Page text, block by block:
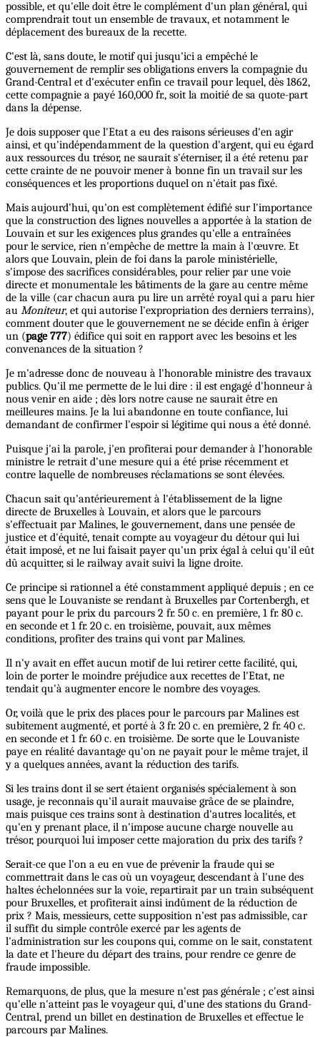
possible, et qu'elle doit être le complément d'un plan général, qui
comprendrait tout un ensemble de travaux, et notamment le
déplacement des bureaux de la recette.
C'est là, sans doute, le motif qui jusqu'ici a empêché le
gouvernement de remplir ses obligations envers la compagnie du
Grand-Central et d'exécuter enfin ce travail pour lequel, dès 1862,
cette compagnie a payé 160,000 fr., soit la moitié de sa quote-part
dans la dépense.
Je dois supposer que l'Etat a eu des raisons sérieuses d'en agir
ainsi, et qu'indépendamment de la question d'argent, qui eu égard
aux ressources du trésor, ne saurait s'éterniser, il a été retenu par
cette crainte de ne pouvoir mener à bonne fin un travail sur les
conséquences et les proportions duquel on n'était pas fixé.
Mais aujourd'hui, qu'on est complètement édifié sur l'importance
que la construction des lignes nouvelles a apportée à la station de
Louvain et sur les exigences plus grandes qu'elle a entraînées
pour le service, rien n'empêche de mettre la main à l'œuvre. Et
alors que Louvain, plein de foi dans la parole ministérielle,
s'impose des sacrifices considérables, pour relier par une voie
directe et monumentale les bâtiments de la gare au centre même
de la ville (car chacun aura pu lire un arrêté royal qui a paru hier
au Moniteur, et qui autorise l'expropriation des derniers terrains),
comment douter que le gouvernement ne se décide enfin à ériger
un (page 777) édifice qui soit en rapport avec les besoins et les
convenances de la situation ?
Je m'adresse donc de nouveau à l'honorable ministre des travaux
publics. Qu'il me permette de le lui dire : il est engagé d'honneur à
nous venir en aide ; dès lors notre cause ne saurait être en
meilleures mains. Je la lui abandonne en toute confiance, lui
demandant de confirmer l'espoir si légitime qui nous a été donné.
Puisque j'ai la parole, j'en profiterai pour demander à l'honorable
ministre le retrait d'une mesure qui a été prise récemment et
contre laquelle de nombreuses réclamations se sont élevées.
Chacun sait qu'antérieurement à l'établissement de la ligne
directe de Bruxelles à Louvain, et alors que le parcours
s'effectuait par Malines, le gouvernement, dans une pensée de
justice et d'équité, tenait compte au voyageur du détour qui lui
était imposé, et ne lui faisait payer qu'un prix égal à celui qu'il eût
dû acquitter, si le railway avait suivi la ligne droite.
Ce principe si rationnel a été constamment appliqué depuis ; en ce
sens que le Louvaniste se rendant à Bruxelles par Cortenbergh, et
payant pour le prix du parcours 2 fr. 50 c. en première, 1 fr. 80 c.
en seconde et 1 fr. 20 c. en troisième, pouvait, aux mêmes
conditions, profiter des trains qui vont par Malines.
Il n'y avait en effet aucun motif de lui retirer cette facilité, qui,
loin de porter le moindre préjudice aux recettes de l'Etat, ne
tendait qu'à augmenter encore le nombre des voyages.
Or, voilà que le prix des places pour le parcours par Malines est
subitement augmenté, et porté à 3 fr. 20 c. en première, 2 fr. 40 c.
en seconde et 1 fr. 60 c. en troisième. De sorte que le Louvaniste
paye en réalité davantage qu'on ne payait pour le même trajet, il
y a quelques années, avant la réduction des tarifs.
Si les trains dont il se sert étaient organisés spécialement à son
usage, je reconnais qu'il aurait mauvaise grâce de se plaindre,
mais puisque ces trains sont à destination d'autres localités, et
qu'en y prenant place, il n'impose aucune charge nouvelle au
trésor, pourquoi lui imposer cette majoration du prix des tarifs ?
Serait-ce que l'on a eu en vue de prévenir la fraude qui se
commettrait dans le cas où un voyageur, descendant à l'une des
haltes échelonnées sur la voie, repartirait par un train subséquent
pour Bruxelles, et profiterait ainsi indûment de la réduction de
prix ? Mais, messieurs, cette supposition n'est pas admissible, car
il suffit du simple contrôle exercé par les agents de
l'administration sur les coupons qui, comme on le sait, constatent
la date et l'heure du départ des trains, pour rendre ce genre de
fraude impossible.
Remarquons, de plus, que la mesure n'est pas générale ; c'est ainsi
qu'elle n'atteint pas le voyageur qui, d'une des stations du Grand-
Central, prend un billet en destination de Bruxelles et effectue le
parcours par Malines.